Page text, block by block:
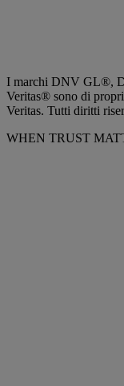
I marchi DNV GL®,
Veritas® sono di
Veritas. Tutti diritti
WHEN TRUST